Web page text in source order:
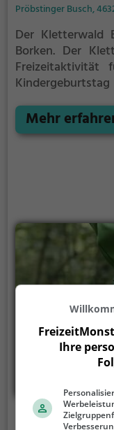
Pröbstinger Busch,
Der Kletterwald
Borken. Der
Freizeitaktivität
Erdboden
und Erlebnis. Der
Mehr
Kletterpark
Ihre